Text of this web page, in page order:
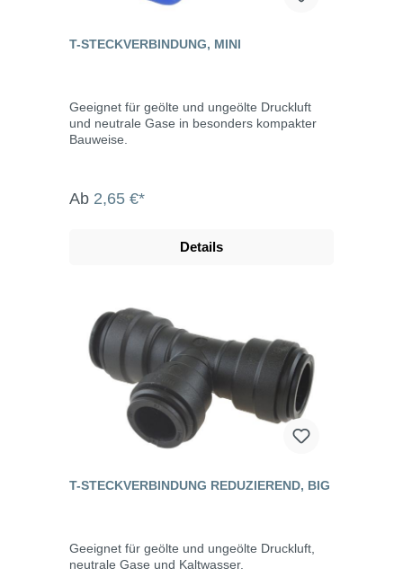
T-STECKVERBINDUNG, MINI
Geeignet für geölte und ungeölte Druckluft
und neutrale Gase in besonders kompakter
Bauweise.
Ab 2,65 €*
Details
T-STECKVERBINDUNG REDUZIEREND, BIG
Geeignet für geölte und ungeölte Druckluft,
neutrale Gase und Kaltwasser.